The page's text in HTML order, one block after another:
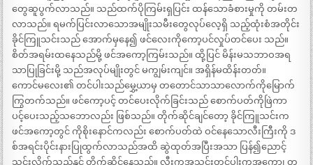
တွေဆူပွက်လာသည်။ သည်ထက်ပိုကြမ်းရှပြင်း ထန်သောခံစားမှုကို တမ်းတ
လာသည်။ ရမက်ပြင်းလာသောအမျိုးသမီးတွေလုပ်လေ့ရှိ သည့်ထုံးစံအတိုင်း
ခိုင်ကြူသင်းသည် အောက်မှနေ၍ ဖင်လေးကိုကော့ပင်လှုပ်တင်ပေး သည်။
စိတ်အရမ်းထနေသည်မို့ ဖင်အကော့ကြမ်းသည်။ ထို့ပြင် မိန်းမသဘာဝအရ
သာပြုခြင်းမို့ သည်အလုပ်မျိုးတွင် မကျွမ်းကျင်။ အရှိန်မထိန်းတတ်။
ကောင်မလေး၏ တင်ပါးသည်မွှေ့ယာမှ တတောင်သာသာလောက်ကိုမြောက်
ကြွတက်သည်။ ဖင်ကော့ပင့် တင်ပေးလိုက်ခြင်းသည် စောက်ပတ်ကိုဖြဲကာ
ပင့်ပေးသည့်သဘောလည်း ဖြစ်သည်။ တိုက်ဆိုင်ချင်တော့ ခိုင်ကြူသင်းက
ဖင်အကော့တွင် ကိုစိုးနောင်ကလည်း စောက်ပတ်ထဲ ဝင်နေသောလီးကြီးကို ဒ
စ်အရင်းပိုင်းနားပြုထွက်လာသည်အထိ ဆွဲထုတ်အပြီးအသာ ပြန်၍ညောင့်
သွင်းလိုက်သည်နှင့် တိုက်ဆိုင်နေသည်။ လီးကအသွင်းတင်ပါးကအကော့၊ တ